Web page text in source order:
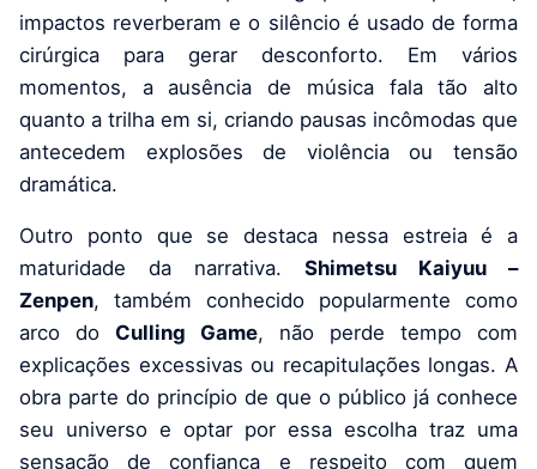
impactos reverberam e o silêncio é usado de forma
cirúrgica para gerar desconforto. Em vários
momentos, a ausência de música fala tão alto
quanto a trilha em si, criando pausas incômodas que
antecedem explosões de violência ou tensão
dramática.
Outro ponto que se destaca nessa estreia é a
maturidade da narrativa. Shimetsu Kaiyuu –
Zenpen, também conhecido popularmente como
arco do Culling Game, não perde tempo com
explicações excessivas ou recapitulações longas. A
obra parte do princípio de que o público já conhece
seu universo e optar por essa escolha traz uma
sensação de confiança e respeito com quem